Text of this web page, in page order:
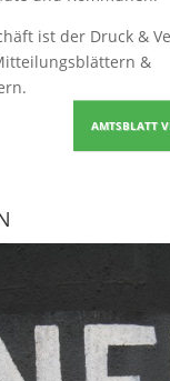
ist der Druck &
&
.
AMTSBLATT